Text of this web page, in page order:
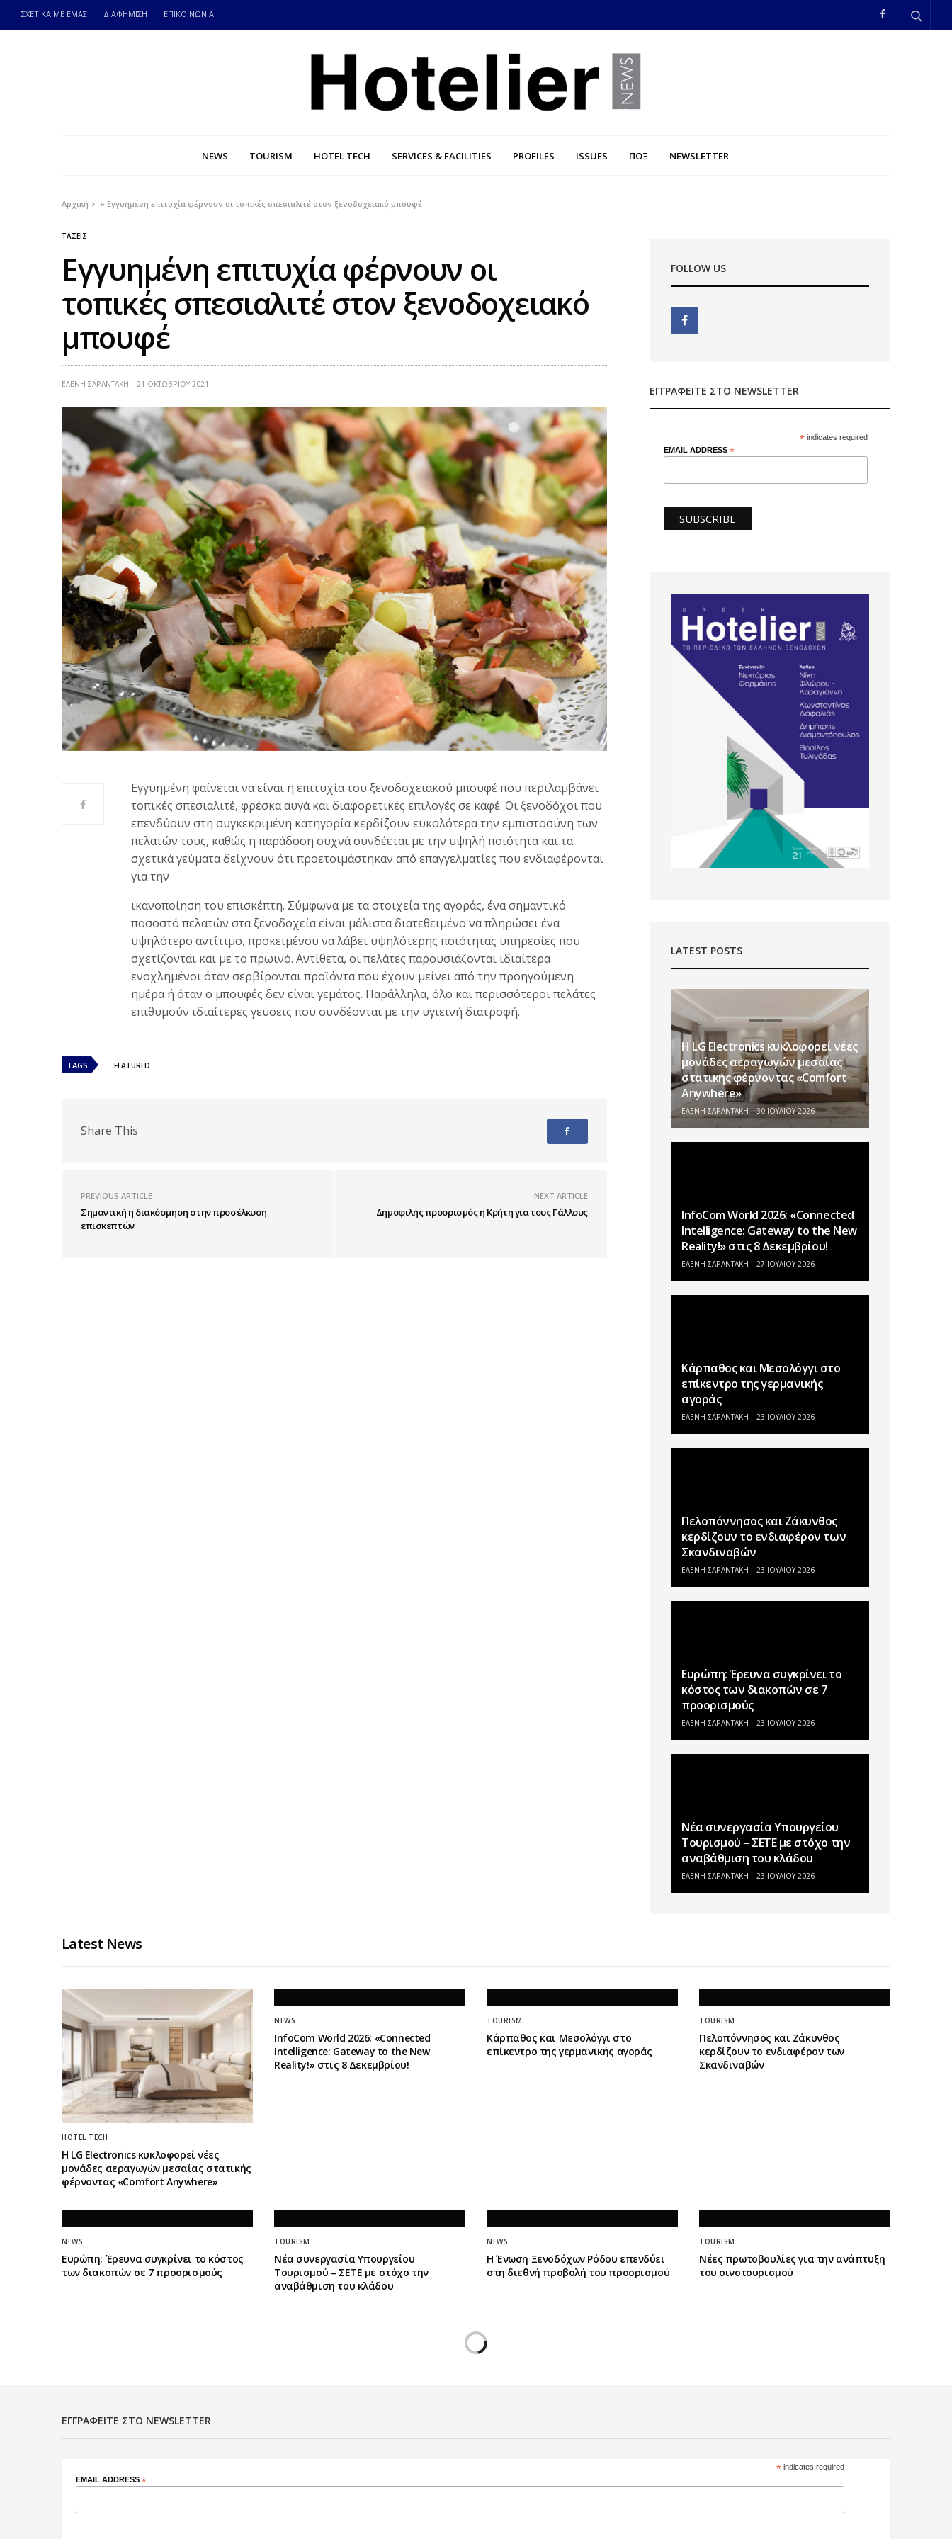
ΣΧΕΤΙΚΑ ΜΕ ΕΜΑΣ ΔΙΑΦΗΜΙΣΗ ΕΠΙΚΟΙΝΩΝΙΑ
NEWS TOURISM HOTEL TECH SERVICES & FACILITIES PROFILES ISSUES ΠΟΞ NEWSLETTER
Αρχική »Εγγυημένη επιτυχία φέρνουν οι τοπικές σπεσιαλιτέ στον ξενοδοχειακό μπουφέ
ΤΑΣΕΙΣ
Εγγυημένη επιτυχία φέρνουν οι
τοπικές σπεσιαλιτέ στον ξενοδοχειακό
μπουφέ
ΕΛΕΝΗ ΣΑΡΑΝΤΑΚΗ 21 ΟΚΤΩΒΡΊΟΥ 2021
Εγγυημένη φαίνεται να είναι η επιτυχία του ξενοδοχειακού μπουφέ που περιλαμβάνει
τοπικές σπεσιαλιτέ, φρέσκα αυγά και διαφορετικές επιλογές σε καφέ. Οι ξενοδόχοι που
επενδύουν στη συγκεκριμένη κατηγορία κερδίζουν ευκολότερα την εμπιστοσύνη των
πελατών τους, καθώς η παράδοση συχνά συνδέεται με την υψηλή ποιότητα και τα
σχετικά γεύματα δείχνουν ότι προετοιμάστηκαν από επαγγελματίες που ενδιαφέρονται
για την
ικανοποίηση του επισκέπτη. Σύμφωνα με τα στοιχεία της αγοράς, ένα σημαντικό
ποσοστό πελατών στα ξενοδοχεία είναι μάλιστα διατεθειμένο να πληρώσει ένα
υψηλότερο αντίτιμο, προκειμένου να λάβει υψηλότερης ποιότητας υπηρεσίες που
σχετίζονται και με το πρωινό. Αντίθετα, οι πελάτες παρουσιάζονται ιδιαίτερα
ενοχλημένοι όταν σερβίρονται προϊόντα που έχουν μείνει από την προηγούμενη
ημέρα ή όταν ο μπουφές δεν είναι γεμάτος. Παράλληλα, όλο και περισσότεροι πελάτες
επιθυμούν ιδιαίτερες γεύσεις που συνδέονται με την υγιεινή διατροφή.
TAGS FEATURED
Share This
PREVIOUS ARTICLE
Σημαντική η διακόσμηση στην προσέλκυση
επισκεπτών
NEXT ARTICLE
Δημοφιλής προορισμός η Κρήτη για τους Γάλλους
FOLLOW US
ΕΓΓΡΑΦΕΊΤΕ ΣΤΟ NEWSLETTER
* indicates required
EMAIL ADDRESS *
LATEST POSTS
Η LG Electronics κυκλοφορεί νέες
μονάδες αεραγωγών μεσαίας
στατικής φέρνοντας «Comfort
Anywhere»
ΕΛΕΝΗ ΣΑΡΑΝΤΑΚΗ 30 ΙΟΥΛΊΟΥ 2026
InfoCom World 2026: «Connected
Intelligence: Gateway to the New
Reality!» στις 8 Δεκεμβρίου!
ΕΛΕΝΗ ΣΑΡΑΝΤΑΚΗ 27 ΙΟΥΛΊΟΥ 2026
Κάρπαθος και Μεσολόγγι στο
επίκεντρο της γερμανικής
αγοράς
ΕΛΕΝΗ ΣΑΡΑΝΤΑΚΗ 23 ΙΟΥΛΊΟΥ 2026
Πελοπόννησος και Ζάκυνθος
κερδίζουν το ενδιαφέρον των
Σκανδιναβών
ΕΛΕΝΗ ΣΑΡΑΝΤΑΚΗ 23 ΙΟΥΛΊΟΥ 2026
Ευρώπη: Έρευνα συγκρίνει το
κόστος των διακοπών σε 7
προορισμούς
ΕΛΕΝΗ ΣΑΡΑΝΤΑΚΗ 23 ΙΟΥΛΊΟΥ 2026
Νέα συνεργασία Υπουργείου
Τουρισμού – ΣΕΤΕ με στόχο την
αναβάθμιση του κλάδου
ΕΛΕΝΗ ΣΑΡΑΝΤΑΚΗ 23 ΙΟΥΛΊΟΥ 2026
Latest News
HOTEL TECH
Η LG Electronics κυκλοφορεί νέες
μονάδες αεραγωγών μεσαίας στατικής
φέρνοντας «Comfort Anywhere»
NEWS
InfoCom World 2026: «Connected
Intelligence: Gateway to the New
Reality!» στις 8 Δεκεμβρίου!
TOURISM
Κάρπαθος και Μεσολόγγι στο
επίκεντρο της γερμανικής αγοράς
TOURISM
Πελοπόννησος και Ζάκυνθος
κερδίζουν το ενδιαφέρον των
Σκανδιναβών
NEWS
Ευρώπη: Έρευνα συγκρίνει το κόστος
των διακοπών σε 7 προορισμούς
TOURISM
Νέα συνεργασία Υπουργείου
Τουρισμού – ΣΕΤΕ με στόχο την
αναβάθμιση του κλάδου
NEWS
Η Ένωση Ξενοδόχων Ρόδου επενδύει
στη διεθνή προβολή του προορισμού
TOURISM
Νέες πρωτοβουλίες για την ανάπτυξη
του οινοτουρισμού
ΕΓΓΡΑΦΕΊΤΕ ΣΤΟ NEWSLETTER
*indicates required
EMAIL ADDRESS *